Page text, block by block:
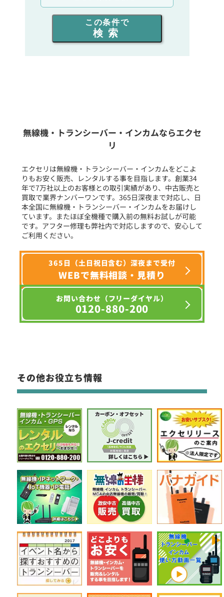
出力を選ぶ
同時通話人数を選ぶ
フリーワード入力(製品名等)
選択条件をリセット
この条件で
検索
無線機・トランシーバー・インカムならエクセ
リ
エクセリは無線機・トランシーバー・インカムをどこよ
りもお安く販売、レンタルする事を目指します。創業34
年で7万社以上のお客様との取引実績があり、中古販売と
買取で業界ナンバーワンです。365日深夜まで対応し、日
本全国に無線機・トランシーバー・インカムをお届けし
ています。またほぼ全機種で購入前の無料お試しが可能
です。アフター修理も弊社内で対応しますので、安心して
ご利用ください。
365日（土日祝日含む）深夜まで受付
WEBで無料相談・見積り
お問い合わせ（フリーダイヤル）
0120-880-200
その他お役立ち情報